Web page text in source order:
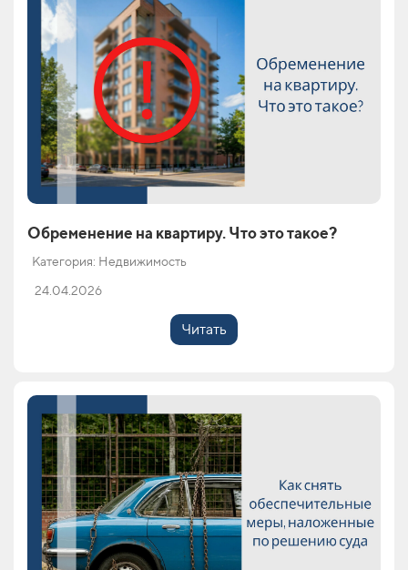
Обременение на квартиру. Что это такое?
Категория: Недвижимость
24.04.2026
Читать